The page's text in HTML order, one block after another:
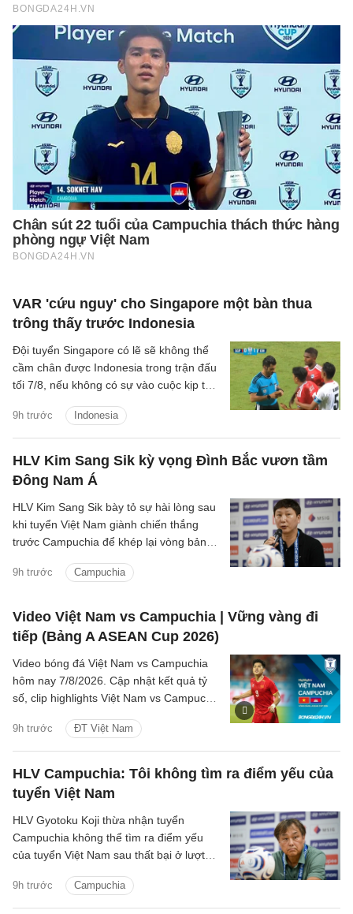
VAR 'cứu nguy' cho Singapore một bàn thua
trông thấy trước Indonesia
9h trước Indonesia
Đội tuyển Singapore có lẽ sẽ không thể
cầm chân được Indonesia trong trận đấu
tối 7/8, nếu không có sự vào cuộc kịp thời
HLV Kim Sang Sik kỳ vọng Đình Bắc vươn tầm
Đông Nam Á
9h trước Campuchia
HLV Kim Sang Sik bày tỏ sự hài lòng sau
khi tuyển Việt Nam giành chiến thắng
trước Campuchia để khép lại vòng bảng
đồng thời dành nhiều lời khen cho
Video Việt Nam vs Campuchia | Vững vàng đi
tiếp (Bảng A ASEAN Cup 2026)
9h trước ĐT Việt Nam
Video bóng đá Việt Nam vs Campuchia
hôm nay 7/8/2026. Cập nhật kết quả tỷ
số, clip highlights Việt Nam vs Campuchia
huống trên sân.
HLV Campuchia: Tôi không tìm ra điểm yếu của
tuyển Việt Nam
9h trước Campuchia
HLV Gyotoku Koji thừa nhận tuyển
Campuchia không thể tìm ra điểm yếu
của tuyển Việt Nam sau thất bại ở lượt
thời tin rằng thầy trò HLV Kim Sang Sik
đủ sức góp mặt ở trận chung kết.